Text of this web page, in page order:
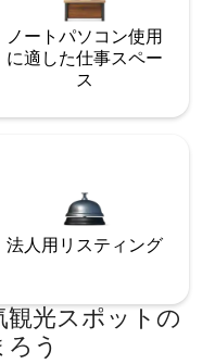
ノートパソコン使用
に適した仕事スペー
ス
法人用リスティング
光スポットの
う